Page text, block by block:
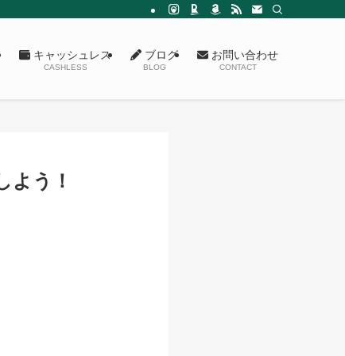
キャッシュレス
CASHLESS
ブログ
BLOG
お問い合わせ
CONTACT
よう！